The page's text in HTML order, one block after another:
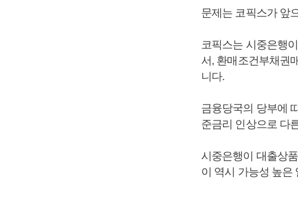
문제는 코픽스가 앞
코픽스는 시중은행
서, 환매조건부채권
니다.
금융당국의 당부에
준금리 인상으로 다
시중은행이 대출상
이 역시 가능성 높은